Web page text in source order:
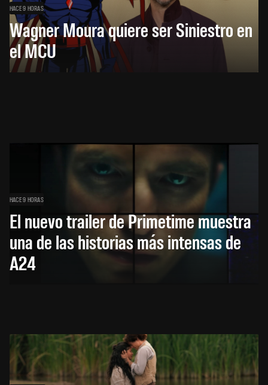
HACE 9 HORAS
Wagner Moura quiere ser Siniestro en
el MCU
HACE 9 HORAS
El nuevo trailer de Primetime muestra
una de las historias más intensas de
A24